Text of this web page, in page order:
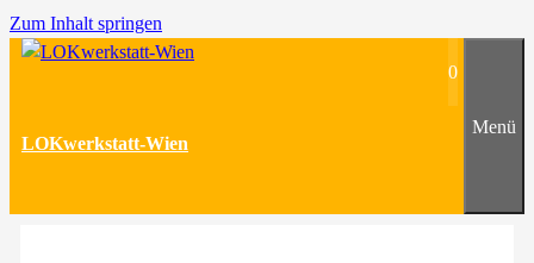
Zum Inhalt springen
LOKwerkstatt-Wien
0
Menü